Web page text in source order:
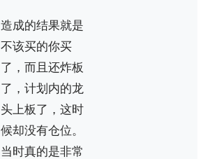
造成的结果就是
不该买的你买
了，而且还炸板
了，计划内的龙
头上板了，这时
候却没有仓位。
当时真的是非常